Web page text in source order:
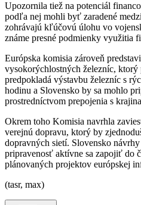
Upozornila tiež na potenciál
podľa nej mohli byť zaradené
zohrávajú kľúčovú úlohu vo
známe presné podmienky využitia
Európska komisia zároveň
vysokorýchlostných železníc,
predpokladá výstavbu železníc s
hodinu a Slovensko by sa mohlo
prostredníctvom prepojenia s
Okrem toho Komisia navrhla
verejnú dopravu, ktorý by
dopravných sietí. Slovensko
pripravenosť aktívne sa zapojiť do
plánovaných projektov európskej
(tasr, max)